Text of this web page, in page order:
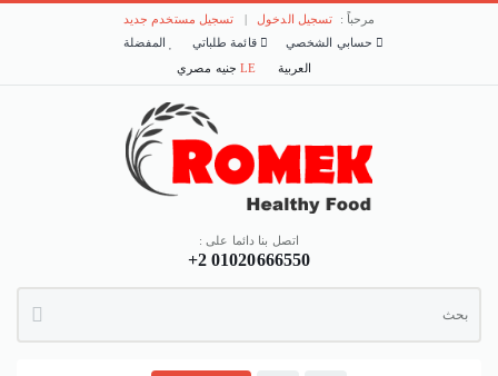
مرحباً : تسجيل الدخول | تسجيل مستخدم جديد
حسابي الشخصي
قائمة طلباتي
المفضلة
العربية
LE جنيه مصري
اتصل بنا دائما على :
+2 01020666550